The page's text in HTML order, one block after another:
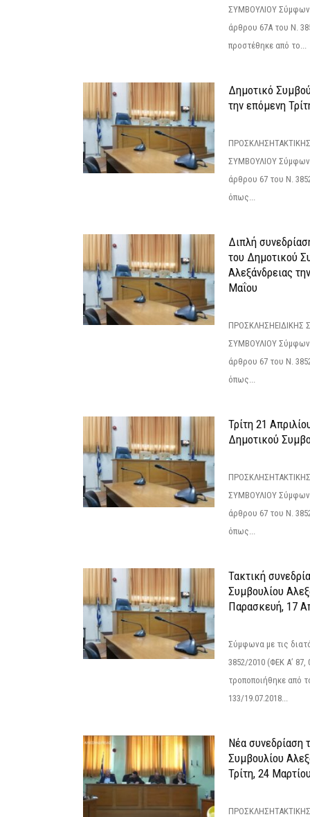
ΣΥΜΒΟΥΛΙΟΥ
άρθρου 67Α του Ν.
προστέθηκε από το...
Δημοτικό
την επόμενη
ΣΥΜΒΟΥΛΙΟΥ
άρθρου 67 του Ν.
όπως...
Διπλή
του Δημοτικού
Αλεξάνδρειας
Μαΐου
ΠΡΟΣΚΛΗΣΗΕΙΔΙΚΗΣ
ΣΥΜΒΟΥΛΙΟΥ
άρθρου 67 του Ν.
όπως...
Τρίτη 21
Δημοτικού
ΣΥΜΒΟΥΛΙΟΥ
άρθρου 67 του Ν.
όπως...
Τακτική
Συμβουλίου
Παρασκευή, 17
Σύμφωνα με τις
3852/2010 (ΦΕΚ Α’ 87,
τροποποιήθηκε από
133/19.07.2018...
Νέα συνεδρίαση
Συμβουλίου
Τρίτη, 24